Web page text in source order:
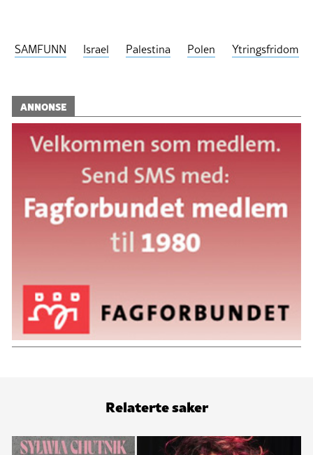
SAMFUNN Israel Palestina Polen Ytringsfridom
ANNONSE
Relaterte saker